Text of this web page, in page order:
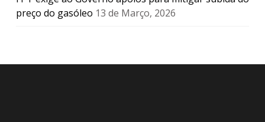
preço do gasóleo 13 de Março, 2026